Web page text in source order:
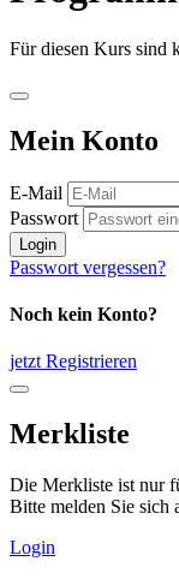
Für diesen Kurs sind
Mein Konto
E-Mail
Passwort
Login
Passwort vergessen?
Noch kein Konto?
jetzt Registrieren
Merkliste
Die Merkliste ist nur
Bitte melden Sie sich
Login